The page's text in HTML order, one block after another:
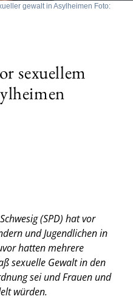
gewalt in Asylheimen Foto:
sexuellem
(SPD) hat vor
und Jugendlichen in
hatten mehrere
sexuelle Gewalt in den
sei und Frauen und
würden.